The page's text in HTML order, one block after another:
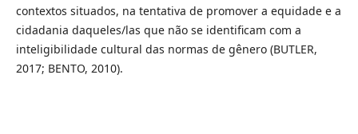
contextos situados, na tentativa de promover a equidade e a
cidadania daqueles/las que não se identificam com a
inteligibilidade cultural das normas de gênero (BUTLER,
2017; BENTO, 2010).